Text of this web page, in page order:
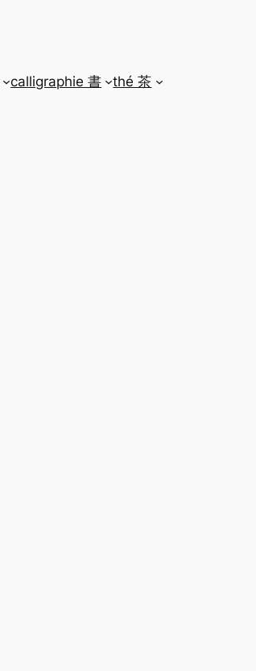
calligraphie 書 thé 茶